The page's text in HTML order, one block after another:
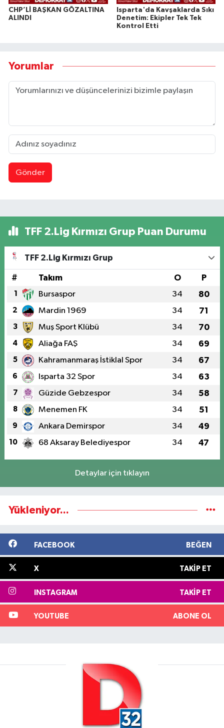
CHP’Lİ BAŞKAN GÖZALTINA
ALINDI
Isparta'da Kavşaklarda Sıkı
Denetim: Ekipler Tek Tek
Kontrol Etti
Yorumlar
Gönder
TFF 2.Lig Kırmızı Grup Puan Durumu
TFF 2.Lig Kırmızı Grup
# Takım O P
1 Bursaspor 34 80
2 Mardin 1969 34 71
3 Muş Sport Klübü 34 70
4 Aliağa FAŞ 34 69
5 Kahramanmaraş İstiklal Spor 34 67
6 Isparta 32 Spor 34 63
7 Güzide Gebzespor 34 58
8 Menemen FK 34 51
9 Ankara Demirspor 34 49
10 68 Aksaray Belediyespor 34 47
Detaylar için tıklayın
Yükleniyor...
FACEBOOK BEĞEN
X TAKIP ET
INSTAGRAM TAKIP ET
YOUTUBE ABONE OL